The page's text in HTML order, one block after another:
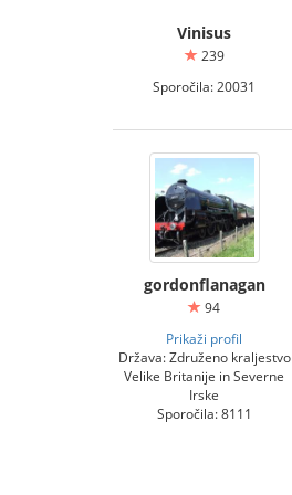
Vinisus
239
Sporočila: 20031
gordonflanagan
94
Prikaži profil
Država: Združeno kraljestvo
Velike Britanije in Severne
Irske
Sporočila: 8111